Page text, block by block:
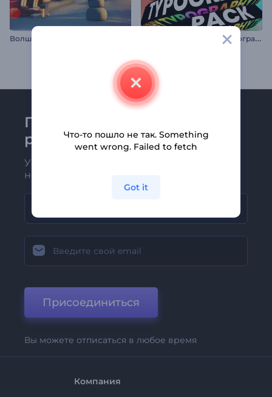
Волшебная новогодняя ночь П
акет Кинетической Типографики
Присоединяйтесь к
рассылке Renderforest
Узнавайте о последних новостях и
новых предложениях первыми
Присоединиться
Вы можете отписаться в любое время
Компания
Что-то пошло не так. Something
went wrong. Failed to fetch
Got it